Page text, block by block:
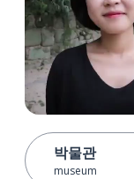
박물관
museum